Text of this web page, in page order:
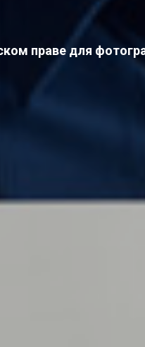
праве для